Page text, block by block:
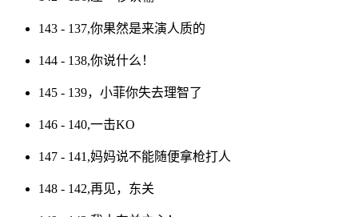
143 - 137,你果然是来演人质的
144 - 138,你说什么！
145 - 139，小菲你失去理智了
146 - 140,一击KO
147 - 141,妈妈说不能随便拿枪打人
148 - 142,再见，东关